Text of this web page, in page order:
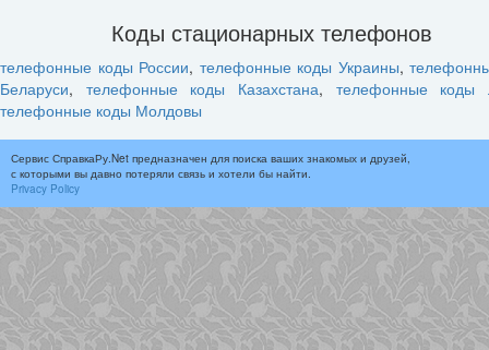
Коды стационарных телефонов
телефонные коды России, телефонные коды Украины,
Беларуси, телефонные коды Казахстана, телефонные коды
телефонные коды Молдовы
Сервис СправкаРу.Net предназначен для поиска ваших знакомых и друзей,
с которыми вы давно потеряли связь и хотели бы найти.
Privacy Policy